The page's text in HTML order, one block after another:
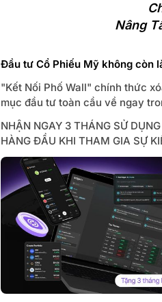
Nâng
Đầu tư Cổ Phiếu Mỹ không còn
"Kết Nối Phố Wall" chính thức
mục đầu tư toàn cầu về ngay
NHẬN NGAY 3 THÁNG SỬ
HÀNG ĐẦU KHI THAM GIA SỰ